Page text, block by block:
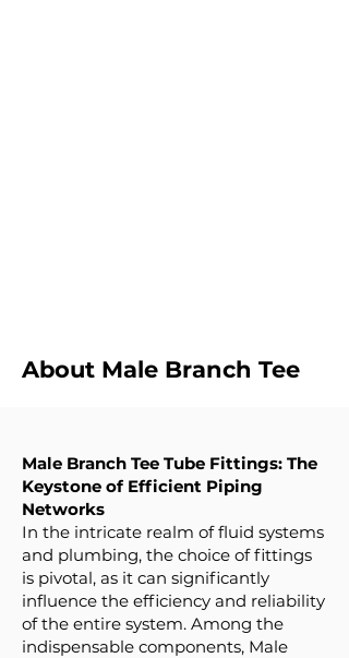
About Male Branch Tee
Male Branch Tee Tube Fittings: The
Keystone of Efficient Piping
Networks
In the intricate realm of fluid systems
and plumbing, the choice of fittings
is pivotal, as it can significantly
influence the efficiency and reliability
of the entire system. Among the
indispensable components, Male